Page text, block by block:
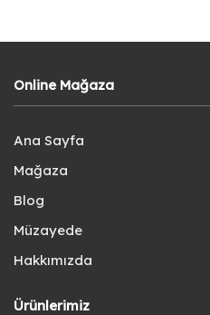
Online Mağaza
Ana Sayfa
Mağaza
Blog
Müzayede
Hakkımızda
Ürünlerimiz